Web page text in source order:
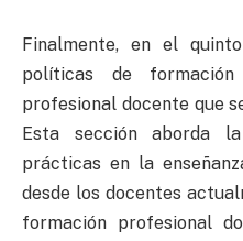
Finalmente, en el
políticas de
profesional docente que
Esta sección aborda
prácticas en la
desde los docentes
formación profesional